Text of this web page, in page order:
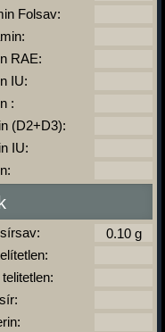
Folsav:
RAE:
IU:
:
(D2+D3):
IU: